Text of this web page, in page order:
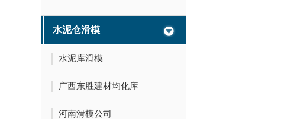
水泥仓滑模
水泥库滑模
广西东胜建材均化库
河南滑模公司